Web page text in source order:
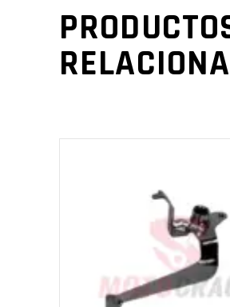
AÑADIR AL CARRITO